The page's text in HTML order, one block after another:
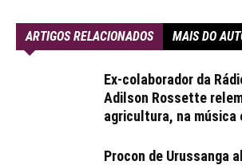
ARTIGOS RELACIONADOS MAIS DO
Ex-colaborador da
Adilson Rossette
agricultura, na música
Procon de Urussanga